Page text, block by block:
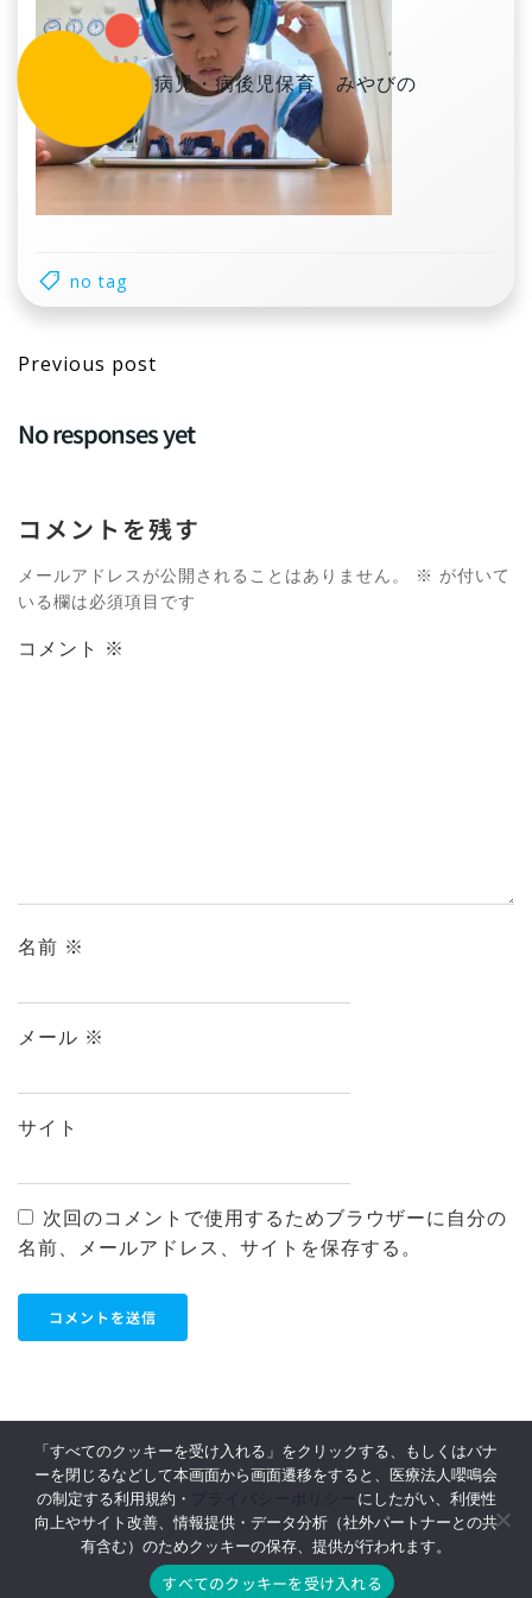
コ
ン
テ
ン
ツ
へ
キ
病児・病後児保育 みやびの
no tag
Post
navigation
Previous post
No responses yet
コメントを残す
メールアドレスが公開されることはありません。 ※ が付いて
いる欄は必須項目です
コメント ※
名前 ※
メール ※
サイト
次回のコメントで使用するためブラウザーに自分の
名前、メールアドレス、サイトを保存する。
利用規約 Privacy Policy
特定商取引表記 採用情報
© 2022 病児・病後児保育 みやびの. Produced by 医療法人嚶鳴会
「すべてのクッキーを受け入れる」をクリックする、もしくはバナ
ーを閉じるなどして本画面から画面遷移をすると、医療法人嚶鳴会
の制定する利用規約・
プライバシーポリシー
にしたがい、利便性
向上やサイト改善、情報提供・データ分析（社外パートナーとの共
有含む）のためクッキーの保存、提供が行われます。
すべてのクッキーを受け入れる